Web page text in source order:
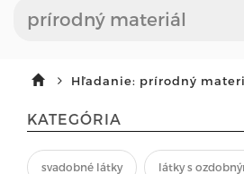
Hľadanie: prírodný
KATEGÓRIA
svadobné látky látky s